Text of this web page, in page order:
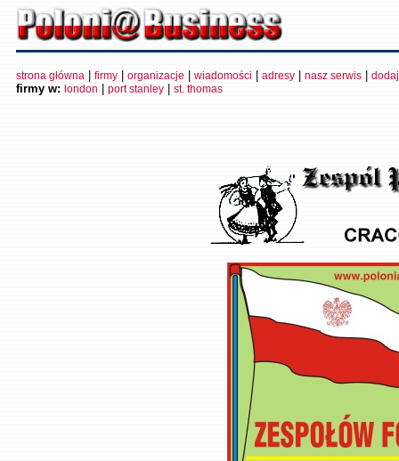
strona główna firmy organizacje wiadomości adresy nasz serwis
firmy w: london port stanley st. thomas